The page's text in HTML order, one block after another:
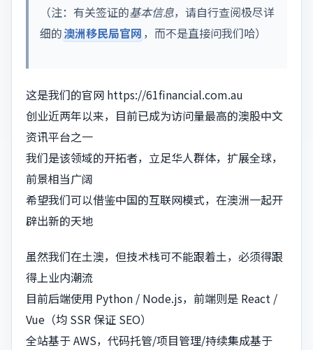
（注：有关签证的基本信息，请自行查阅极尽详
细的澳洲移民局官网 ，而不是直接问我们哈）
这是我们的官网 https://61financial.com.au
创业近两年以来，目前已成为访问量最高的澳股中文
资讯平台之一
我们是该领域的开拓者，立足华人群体，扩展全球，
前景相当广阔
希望我们可以借鉴中国的互联网模式，在澳洲一起开
辟出新的天地
虽然我们在土澳，但技术栈可不能跟着土，必须得跟
得上业内潮流
目前后端使用 Python / Node.js，前端则是 React /
Vue（均 SSR 保证 SEO）
全站基于 AWS，代码托管/项目管理/持续集成基于